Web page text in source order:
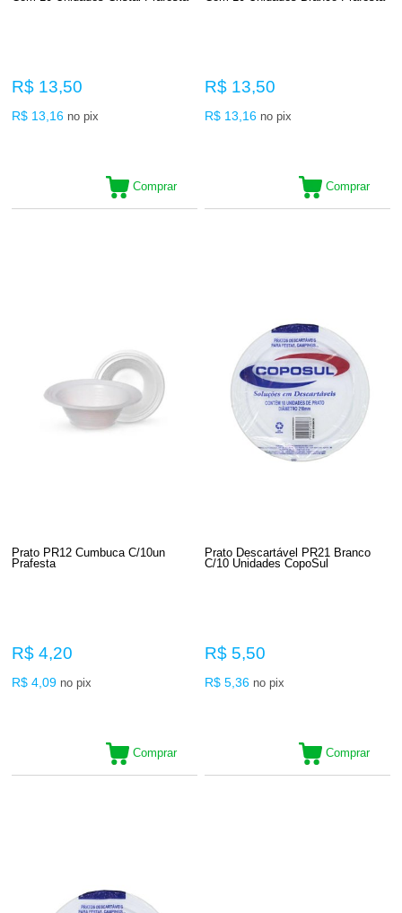
R$ 13,50
R$ 13,16 no pix
Comprar
R$ 13,50
R$ 13,16 no pix
Comprar
Prato PR12 Cumbuca C/10un
Prafesta
R$ 4,20
R$ 4,09 no pix
Comprar
Prato Descartável PR21 Branco
C/10 Unidades CopoSul
R$ 5,50
R$ 5,36 no pix
Comprar